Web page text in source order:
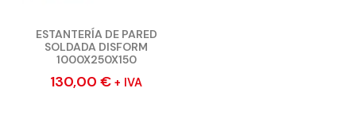
ESTANTERÍA DE PARED
SOLDADA DISFORM
1000X250X150
130,00 € + IVA